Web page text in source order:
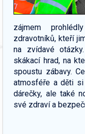
zájmem
zdravotníků, kteří
na zvídavé
skákací hrad, na
spoustu zábavy.
atmosféře a děti si
dárečky, ale také
své zdraví a